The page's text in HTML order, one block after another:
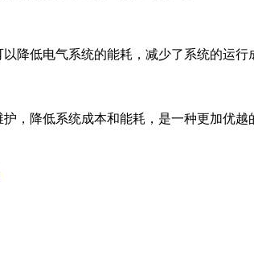
低电气系统的能耗，减少了系统的运行
降低系统成本和能耗，是一种更加优越